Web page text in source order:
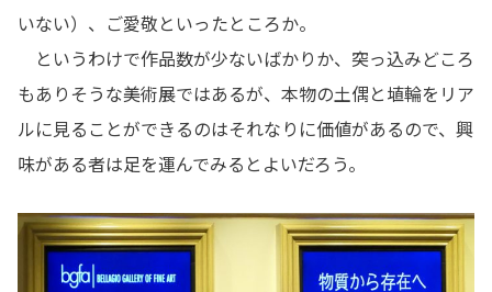
いない）、ご愛敬といったところか。
というわけで作品数が少ないばかりか、突っ込みどころ
もありそうな美術展ではあるが、本物の土偶と埴輪をリア
ルに見ることができるのはそれなりに価値があるので、興
味がある者は足を運んでみるとよいだろう。